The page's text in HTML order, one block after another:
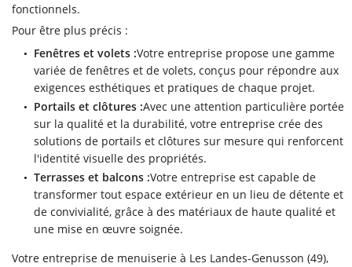
fonctionnels.
Pour être plus précis :
Fenêtres et volets :Votre entreprise propose une gamme
variée de fenêtres et de volets, conçus pour répondre aux
exigences esthétiques et pratiques de chaque projet.
Portails et clôtures :Avec une attention particulière portée
sur la qualité et la durabilité, votre entreprise crée des
solutions de portails et clôtures sur mesure qui renforcent
l'identité visuelle des propriétés.
Terrasses et balcons :Votre entreprise est capable de
transformer tout espace extérieur en un lieu de détente et
de convivialité, grâce à des matériaux de haute qualité et
une mise en œuvre soignée.
Votre entreprise de menuiserie à Les Landes-Genusson (49),